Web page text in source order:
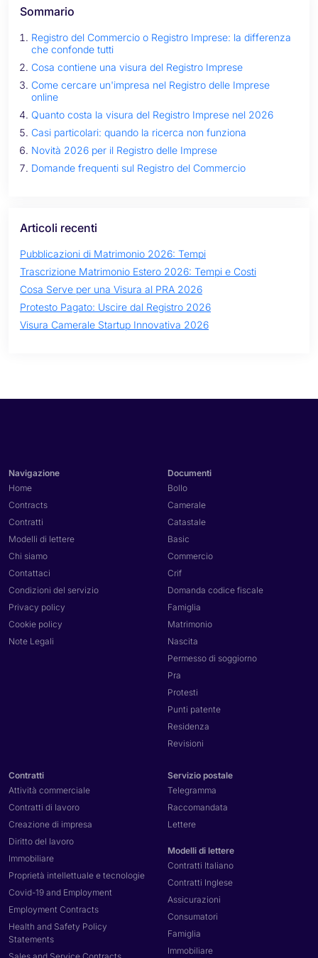
Sommario
Registro del Commercio o Registro Imprese: la differenza
che confonde tutti
Cosa contiene una visura del Registro Imprese
Come cercare un'impresa nel Registro delle Imprese
online
Quanto costa la visura del Registro Imprese nel 2026
Casi particolari: quando la ricerca non funziona
Novità 2026 per il Registro delle Imprese
Domande frequenti sul Registro del Commercio
Articoli recenti
Pubblicazioni di Matrimonio 2026: Tempi
Trascrizione Matrimonio Estero 2026: Tempi e Costi
Cosa Serve per una Visura al PRA 2026
Protesto Pagato: Uscire dal Registro 2026
Visura Camerale Startup Innovativa 2026
Navigazione
Home
Contracts
Contratti
Modelli di lettere
Chi siamo
Contattaci
Condizioni del servizio
Privacy policy
Cookie policy
Note Legali
Documenti
Bollo
Camerale
Catastale
Basic
Commercio
Crif
Domanda codice fiscale
Famiglia
Matrimonio
Nascita
Permesso di soggiorno
Pra
Protesti
Punti patente
Residenza
Revisioni
Contratti
Attività commerciale
Contratti di lavoro
Creazione di impresa
Diritto del lavoro
Immobiliare
Proprietà intellettuale e tecnologie
Covid-19 and Employment
Employment Contracts
Health and Safety Policy
Statements
Servizio postale
Telegramma
Raccomandata
Lettere
Modelli di lettere
Contratti Italiano
Contratti Inglese
Assicurazioni
Consumatori
Famiglia
Immobiliare